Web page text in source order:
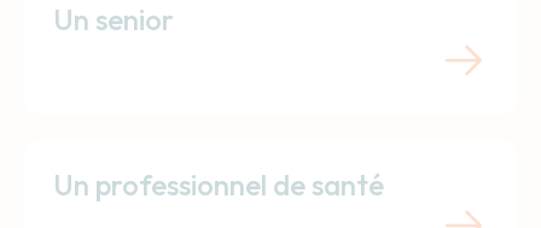
Un senior
Un professionnel de santé